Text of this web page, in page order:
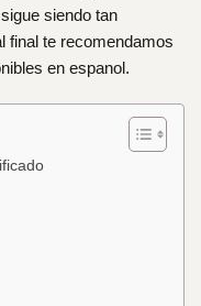
siendo tan
final te recomendamos
en espanol.